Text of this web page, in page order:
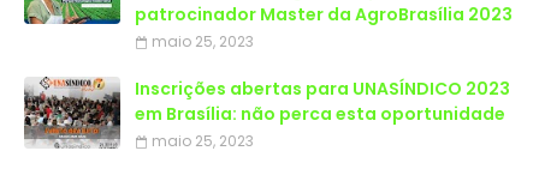
patrocinador Master da AgroBrasília 2023
maio 25, 2023
Inscrições abertas para UNASÍNDICO 2023
em Brasília: não perca esta oportunidade
maio 25, 2023